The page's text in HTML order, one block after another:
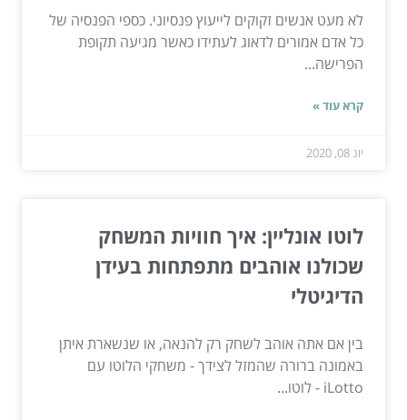
לא מעט אנשים זקוקים לייעוץ פנסיוני. כספי הפנסיה של
כל אדם אמורים לדאוג לעתידו כאשר מגיעה תקופת
הפרישה...
קרא עוד »
יונ 08, 2020
לוטו אונליין: איך חוויות המשחק
שכולנו אוהבים מתפתחות בעידן
הדיגיטלי
בין אם אתה אוהב לשחק רק להנאה, או שנשארת איתן
באמונה ברורה שהמזל לצידך - משחקי הלוטו עם
iLotto - לוטו...